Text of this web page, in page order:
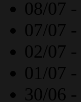
08/07 -
07/07 -
02/07 -
01/07 -
30/06 -